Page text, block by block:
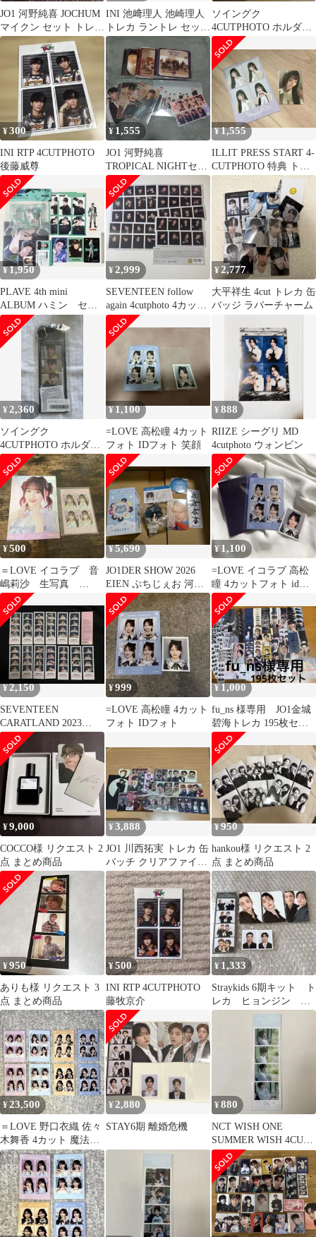
JO1 河野純喜 JOCHUM
マイクン セット トレカ
4cut 3cut
INI 池﨑理人 池崎理人
トレカ ラントレ セット
まとめ売り
ソイングク
4CUTPHOTO ホルダー
セット
¥300
INI RTP 4CUTPHOTO
後藤威尊
¥ 1,555
JO1 河野純喜
TROPICAL NIGHTセッ
ト
¥1,555
ILLIT PRESS START 4-
CUTPHOTO 特典 トレ
カ ユナ
¥1,950
PLAVE 4th mini
ALBUM ハミン セッ
ト
¥2,999
SEVENTEEN follow
again 4cutphoto 4カット
フォト
¥2,777
大平祥生 4cut トレカ 缶
バッジ ラバーチャーム
¥ 2,360
ソイングク
4CUTPHOTO ホルダー
セット フォトキーホル
ダー
¥1,100
=LOVE 高松瞳 4カット
フォト IDフォト 笑顔
¥888
RIIZE シーグリ MD
4cutphoto ウォンビン
¥500
＝LOVE イコラブ 音
嶋莉沙 生写真
4cutphoto
¥5,690
JO1DER SHOW 2026
EIEN ぷちじぇお 河野
純喜
¥ 1,100
=LOVE イコラブ 高松
瞳 4カットフォト idフ
ォト まとめ売り
¥2,150
SEVENTEEN
CARATLAND 2023
4cutphoto
¥999
=LOVE 高松瞳 4カット
フォト IDフォト
¥ 1,000
fu_ns 様専用 JO1金城
碧海トレカ 195枚セッ
ト
¥9,000
COCCO様 リクエスト 2
点 まとめ商品
¥3,888
JO1 川西拓実 トレカ 缶
バッチ クリアファイル
まとめ売り
¥950
hankou様 リクエスト 2
点 まとめ商品
¥950
ありも様 リクエスト 3
点 まとめ商品
¥500
INI RTP 4CUTPHOTO
藤牧京介
¥ 1,333
Straykids 6期キット ト
レカ ヒョンジン ア
イエン
¥23,500
＝LOVE 野口衣織 佐々
木舞香 4カット 魔法少
女 宝石 貴族衣装 レコ
大
¥2,880
STAY6期 離婚危機
¥880
NCT WISH ONE
SUMMER WISH 4CUT
PHOTO リョウ